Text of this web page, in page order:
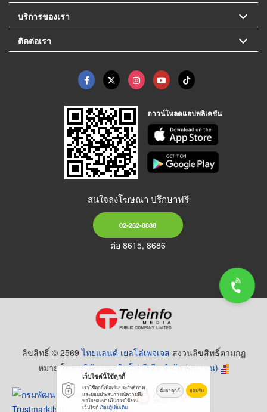
บริการของเรา
ติดต่อเรา
ดาวน์โหลดแอปพลิเคชัน
สนใจลงโฆษณา ปรึกษาฟรี
02-262-8888
ต่อ 8615, 8686
ลิขสิทธิ์ © 2569ไทยแลนด์ เยลโล่เพจเจส สงวนลิขสิทธิ์ตามกฏ
หมาย โดยบริษัท เทเลอินโฟ มีเดีย จำกัด (มหาชน)
เว็บไซต์นี้ใช้คุกกี้
เราใช้คุกกี้เพื่อเพิ่มประสิทธิภาพ
และมอบประสบการณ์ความพึง
พอใจของท่านในการใช้งาน
เว็บไซต์เรียนรู้เพิ่มเติม
ตั้งค่าคุกกี้ ยอมรับ